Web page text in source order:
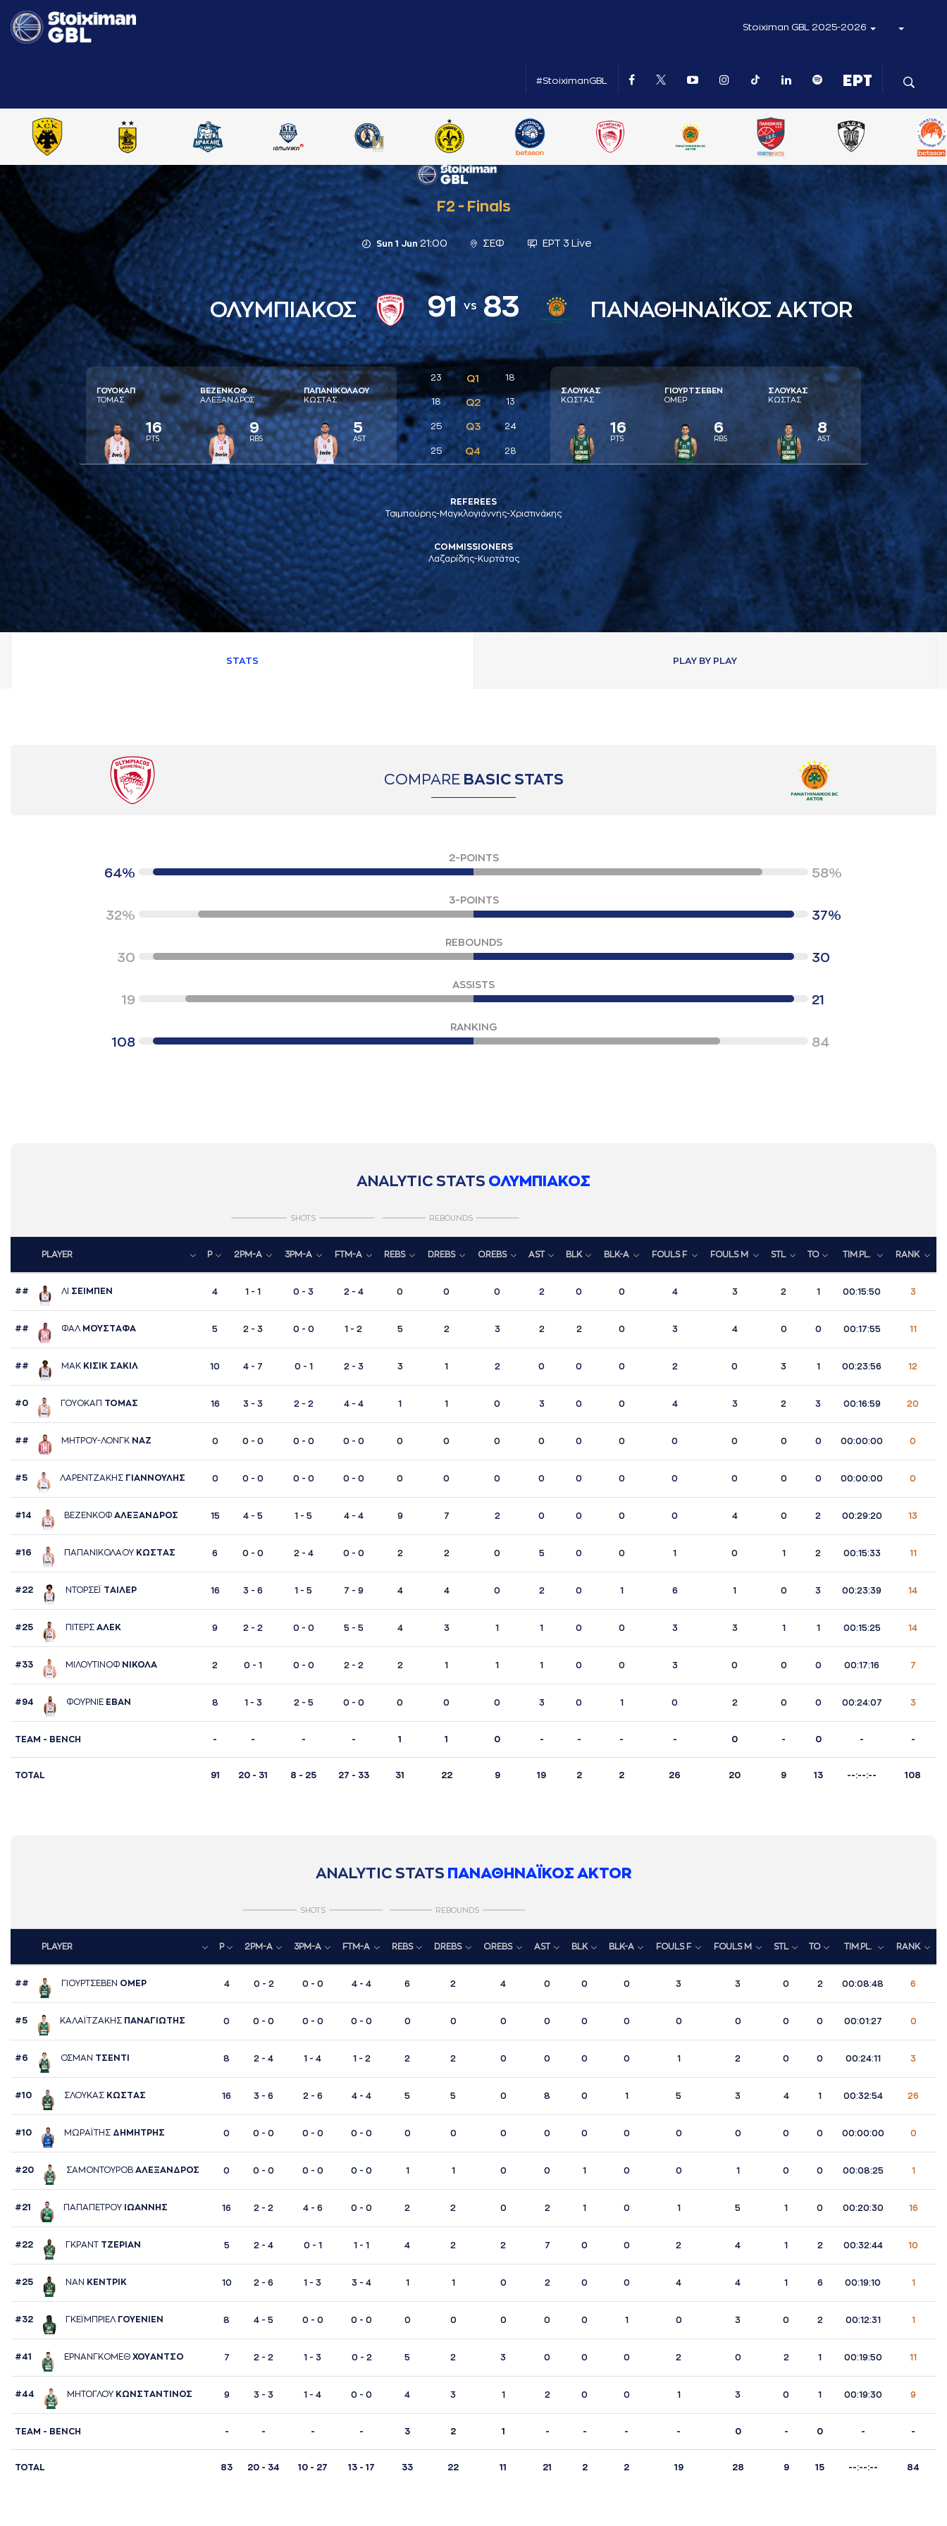
Stoiximan GBL 2025-2026
#StoiximanGBL
F2 - Finals
Sun 1 Jun21:00 ΣΕΦ ΕΡΤ 3 Live
ΟΛΥΜΠΙΑΚΟΣ 91vs83 ΠΑΝΑΘΗΝΑΪΚΟΣ AKTOR
ΓΟΥΟΚAΠ
ΤΟΜAΣ
16
PTS
ΒΕΖΕΝΚΟΦ
AΛΕΞAΝΔΡΟΣ
9
RBS
ΠAΠAΝΙΚΟΛAΟΥ
ΚΩΣΤAΣ
5
AST
23 Q1 18
18 Q2 13
25 Q3 24
25 Q4 28
ΣΛΟΥΚAΣ
ΚΩΣΤAΣ
16
PTS
ΓΙΟΥΡΤΣΕΒΕΝ
ΟΜΕΡ
6
RBS
ΣΛΟΥΚAΣ
ΚΩΣΤAΣ
8
AST
REFEREES
Τσιμπούρης-Μαγκλογιάννης-Χριστινάκης
COMMISSIONERS
Λαζαρίδης-Κυρτάτας
STATS PLAY BY PLAY
COMPARE BASIC STATS
2-POINTS
64% 58%
3-POINTS
32% 37%
REBOUNDS
30 30
ASSISTS
19 21
RANKING
108 84
ANALYTIC STATS ΟΛΥΜΠΙΑΚΟΣ
SHOTS REBOUNDS
PLAYER P 2PM-A 3PM-A FTM-A REBS D.REBS O.REBS AST BLK BLK-A FOULS F FOULS M STL TO TIM.PL. RANK
## ΛΙ ΣΕΙΜΠΕΝ 4 1 - 1 0 - 3 2 - 4 0 0 0 2 0 0 4 3 2 1 00:15:50 3
## ΦAΛ ΜΟΥΣΤAΦA 5 2 - 3 0 - 0 1 - 2 5 2 3 2 2 0 3 4 0 0 00:17:55 11
## ΜAΚ ΚΙΣΙΚ ΣAΚΙΛ 10 4 - 7 0 - 1 2 - 3 3 1 2 0 0 0 2 0 3 1 00:23:56 12
#0 ΓΟΥΟΚAΠ ΤΟΜAΣ 16 3 - 3 2 - 2 4 - 4 1 1 0 3 0 0 4 3 2 3 00:16:59 20
## ΜΗΤΡΟΥ-ΛΟΝΓΚ ΝAΖ 0 0 - 0 0 - 0 0 - 0 0 0 0 0 0 0 0 0 0 0 00:00:00 0
#5 ΛAΡΕΝΤΖAΚΗΣ ΓΙAΝΝΟΥΛΗΣ 0 0 - 0 0 - 0 0 - 0 0 0 0 0 0 0 0 0 0 0 00:00:00 0
#14 ΒΕΖΕΝΚΟΦ AΛΕΞAΝΔΡΟΣ 15 4 - 5 1 - 5 4 - 4 9 7 2 0 0 0 0 4 0 2 00:29:20 13
#16 ΠAΠAΝΙΚΟΛAΟΥ ΚΩΣΤAΣ 6 0 - 0 2 - 4 0 - 0 2 2 0 5 0 0 1 0 1 2 00:15:33 11
#22 ΝΤΟΡΣΕΪ ΤAΙΛΕΡ 16 3 - 6 1 - 5 7 - 9 4 4 0 2 0 1 6 1 0 3 00:23:39 14
#25 ΠΙΤΕΡΣ AΛΕΚ 9 2 - 2 0 - 0 5 - 5 4 3 1 1 0 0 3 3 1 1 00:15:25 14
#33 ΜΙΛΟΥΤΙΝΟΦ ΝΙΚΟΛA 2 0 - 1 0 - 0 2 - 2 2 1 1 1 0 0 3 0 0 0 00:17:16 7
#94 ΦΟΥΡΝΙΕ ΕΒAΝ 8 1 - 3 2 - 5 0 - 0 0 0 0 3 0 1 0 2 0 0 00:24:07 3
TΕΑΜ - BENCH - - - - 1 1 0 - - - - 0 - 0 - -
TOTAL 91 20 - 31 8 - 25 27 - 33 31 22 9 19 2 2 26 20 9 13 --:--:-- 108
ANALYTIC STATS ΠΑΝΑΘΗΝΑΪΚΟΣ AKTOR
SHOTS REBOUNDS
PLAYER P 2PM-A 3PM-A FTM-A REBS D.REBS O.REBS AST BLK BLK-A FOULS F FOULS M STL TO TIM.PL. RANK
## ΓΙΟΥΡΤΣΕΒΕΝ ΟΜΕΡ 4 0 - 2 0 - 0 4 - 4 6 2 4 0 0 0 3 3 0 2 00:08:48 6
#5 ΚAΛAΪΤΖAΚΗΣ ΠAΝAΓΙΩΤΗΣ 0 0 - 0 0 - 0 0 - 0 0 0 0 0 0 0 0 0 0 0 00:01:27 0
#6 ΟΣΜAΝ ΤΣΕΝΤΙ 8 2 - 4 1 - 4 1 - 2 2 2 0 0 0 0 1 2 0 0 00:24:11 3
#10 ΣΛΟΥΚAΣ ΚΩΣΤAΣ 16 3 - 6 2 - 6 4 - 4 5 5 0 8 0 1 5 3 4 1 00:32:54 26
#10 ΜΩΡAΪΤΗΣ ΔΗΜΗΤΡΗΣ 0 0 - 0 0 - 0 0 - 0 0 0 0 0 0 0 0 0 0 0 00:00:00 0
#20 ΣAΜΟΝΤΟΥΡΟΒ AΛΕΞAΝΔΡΟΣ 0 0 - 0 0 - 0 0 - 0 1 1 0 0 1 0 0 1 0 0 00:08:25 1
#21 ΠAΠAΠΕΤΡΟΥ ΙΩAΝΝΗΣ 16 2 - 2 4 - 6 0 - 0 2 2 0 2 1 0 1 5 1 0 00:20:30 16
#22 ΓΚΡAΝΤ ΤΖΕΡΙAΝ 5 2 - 4 0 - 1 1 - 1 4 2 2 7 0 0 2 4 1 2 00:32:44 10
#25 ΝAΝ ΚΕΝΤΡΙΚ 10 2 - 6 1 - 3 3 - 4 1 1 0 2 0 0 4 4 1 6 00:19:10 1
#32 ΓΚΕΪΜΠΡΙΕΛ ΓΟΥΕΝΙΕΝ 8 4 - 5 0 - 0 0 - 0 0 0 0 0 0 1 0 3 0 2 00:12:31 1
#41 ΕΡΝAΝΓΚΟΜΕΘ ΧΟΥAΝΤΣΟ 7 2 - 2 1 - 3 0 - 2 5 2 3 0 0 0 2 0 2 1 00:19:50 11
#44 ΜΗΤΟΓΛΟΥ ΚΩΝΣΤAΝΤΙΝΟΣ 9 3 - 3 1 - 4 0 - 0 4 3 1 2 0 0 1 3 0 1 00:19:30 9
TΕΑΜ - BENCH - - - - 3 2 1 - - - - 0 - 0 - -
TOTAL 83 20 - 34 10 - 27 13 - 17 33 22 11 21 2 2 19 28 9 15 --:--:-- 84